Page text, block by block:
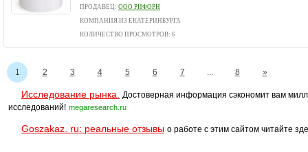
ПРОДАВЕЦ: ООО РИФОРН
КОМПАНИЯ ИЗ ЕКАТЕРИНБУРГА
КОЛИЧЕСТВО ПРОСМОТРОВ: 6
1 2 3 4 5 6 7 ... 8 »
Исследование рынка.
Достоверная информация сэкономит вам
исследований! megaresearch.ru
Goszakaz. ru: реальные отзывы о работе с этим сайтом читайте